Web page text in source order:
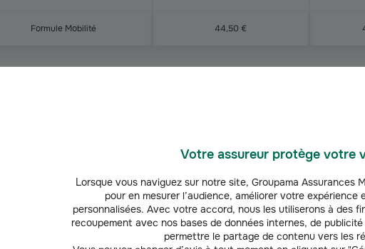
Votre assureur protège votre
Lorsque vous naviguez sur notre site, Groupama Assurances
pour en mesurer l’audience, améliorer votre
personnalisées. Avec votre accord, nous les utiliserons à des
recoupement avec nos bases de données internes, de
permettre le partage de contenu vers les
Formule Mobilité 44,50 €
Tarifs juil-26 en TTC et par région de notre
Manche
Occitanie
Océan
Indien
Rhône-Alpes
Auvergne